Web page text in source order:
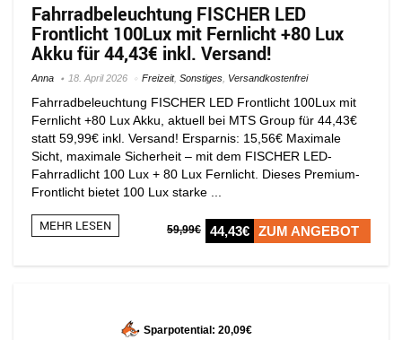
Fahrradbeleuchtung FISCHER LED
Frontlicht 100Lux mit Fernlicht +80 Lux
Akku für 44,43€ inkl. Versand!
Anna 18. April 2026 Freizeit, Sonstiges Versandkostenfrei
Fahrradbeleuchtung FISCHER LED Frontlicht 100Lux mit
Fernlicht +80 Lux Akku, aktuell bei MTS Group für 44,43€
statt 59,99€ inkl. Versand! Ersparnis: 15,56€ Maximale
Sicht, maximale Sicherheit – mit dem FISCHER LED-
Fahrradlicht 100 Lux + 80 Lux Fernlicht. Dieses Premium-
Frontlicht bietet 100 Lux starke ...
MEHR LESEN 59,99€ 44,43€ ZUM ANGEBOT
Sparpotential: 20,09€